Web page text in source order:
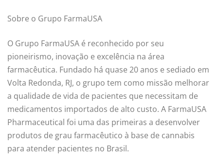
Sobre o Grupo FarmaUSA
O Grupo FarmaUSA é reconhecido por seu
pioneirismo, inovação e excelência na área
farmacêutica. Fundado há quase 20 anos e sediado em
Volta Redonda, RJ, o grupo tem como missão melhorar
a qualidade de vida de pacientes que necessitam de
medicamentos importados de alto custo. A FarmaUSA
Pharmaceutical foi uma das primeiras a desenvolver
produtos de grau farmacêutico à base de cannabis
para atender pacientes no Brasil.